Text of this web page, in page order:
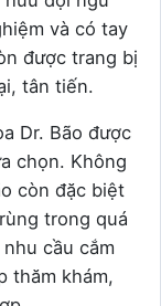
và có tay
được trang bị
tân tiến.
Dr. Bão được
chọn. Không
còn đặc biệt
trong quá
cầu cắm
thăm khám,